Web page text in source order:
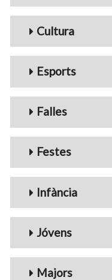
Cultura
Esports
Falles
Festes
Infància
Jóvens
Majors